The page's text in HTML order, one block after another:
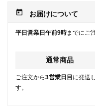
today お届けについて
平日営業日午前9時までにご
通常商品
ご注文から3営業日目 に発送
す。